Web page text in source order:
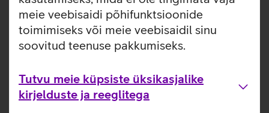
meie veebisaidi põhifunktsioonide
toimimiseks või meie veebisaidil sinu
soovitud teenuse pakkumiseks.
Tutvu meie küpsiste üksikasjalike
kirjelduste ja reeglitega
Tutvun teiste uudistega